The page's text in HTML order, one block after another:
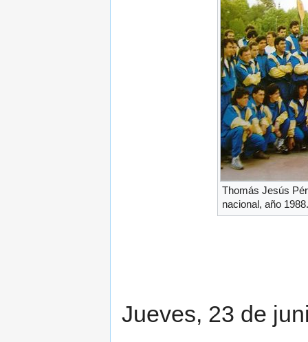
Thomás Jesús
nacional, año 1988.
Jueves, 23 de